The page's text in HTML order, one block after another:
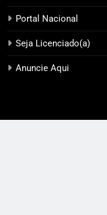
Portal Nacional
Seja Licenciado(a)
Anuncie Aqui